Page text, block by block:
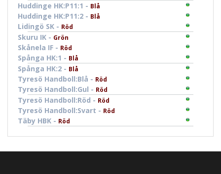
Huddinge HK:P11:1 - Blå
Huddinge HK:P11:2 - Blå
Lidingö SK - Röd
Skuru IK - Grön
Skånela IF - Röd
Spånga HK:1 - Blå
Spånga HK:2 - Blå
Tyresö Handboll:Blå - Röd
Tyresö Handboll:Gul - Röd
Tyresö Handboll:Röd - Röd
Tyresö Handboll:Svart - Röd
Täby HBK - Röd